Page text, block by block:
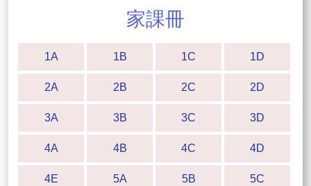
家課冊
1A 1B 1C 1D
2A 2B 2C 2D
3A 3B 3C 3D
4A 4B 4C 4D
4E 5A 5B 5C